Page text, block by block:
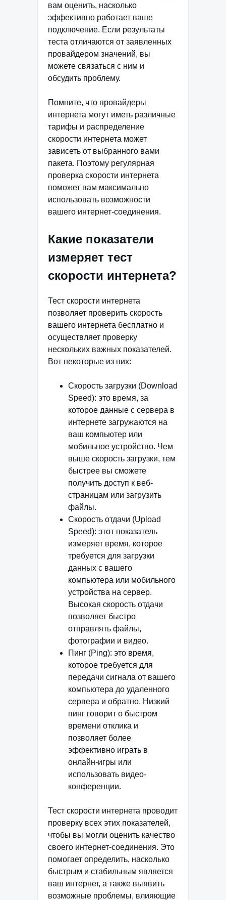
вам оценить, насколько
эффективно работает ваше
подключение. Если результаты
теста отличаются от заявленных
провайдером значений, вы
можете связаться с ним и
обсудить проблему.
Помните, что провайдеры
интернета могут иметь различные
тарифы и распределение
скорости интернета может
зависеть от выбранного вами
пакета. Поэтому регулярная
проверка скорости интернета
поможет вам максимально
использовать возможности
вашего интернет-соединения.
Какие показатели
измеряет тест
скорости интернета?
Тест скорости интернета
позволяет проверить скорость
вашего интернета бесплатно и
осуществляет проверку
нескольких важных показателей.
Вот некоторые из них:
Скорость загрузки (Download
Speed): это время, за
которое данные с сервера в
интернете загружаются на
ваш компьютер или
мобильное устройство. Чем
выше скорость загрузки, тем
быстрее вы сможете
получить доступ к веб-
страницам или загрузить
файлы.
Скорость отдачи (Upload
Speed): этот показатель
измеряет время, которое
требуется для загрузки
данных с вашего
компьютера или мобильного
устройства на сервер.
Высокая скорость отдачи
позволяет быстро
отправлять файлы,
фотографии и видео.
Пинг (Ping): это время,
которое требуется для
передачи сигнала от вашего
компьютера до удаленного
сервера и обратно. Низкий
пинг говорит о быстром
времени отклика и
позволяет более
эффективно играть в
онлайн-игры или
использовать видео-
конференции.
Тест скорости интернета проводит
проверку всех этих показателей,
чтобы вы могли оценить качество
своего интернет-соединения. Это
помогает определить, насколько
быстрым и стабильным является
ваш интернет, а также выявить
возможные проблемы, влияющие